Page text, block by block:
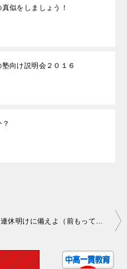
似をしましょう！
向け説明会２０１６
連休明けに備えよ（前もって予習しておくと楽ですよ。）